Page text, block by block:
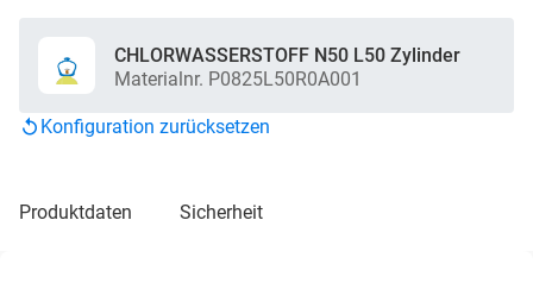
CHLORWASSERSTOFF N50 L50 Zylinder
Materialnr. P0825L50R0A001
Konfiguration zurücksetzen
produktdaten sicherheit